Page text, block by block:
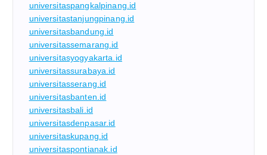
universitaspangkalpinang.id
universitastanjungpinang.id
universitasbandung.id
universitassemarang.id
universitasyogyakarta.id
universitassurabaya.id
universitasserang.id
universitasbanten.id
universitasbali.id
universitasdenpasar.id
universitaskupang.id
universitaspontianak.id